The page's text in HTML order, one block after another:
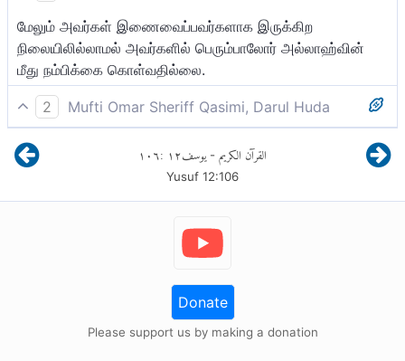
மேலும் அவர்கள் இணைவைப்பவர்களாக இருக்கிற
நிலையிலில்லாமல் அவர்களில் பெரும்பாலோர் அல்லாஹ்வின்
மீது நம்பிக்கை கொள்வதில்லை.
2
Mufti Omar Sheriff Qasimi, Darul Huda
அவர்களில் அதிகமானவர்கள் அவர்கள்
இணைவைப்பவர்களாக இருந்தே தவிர அல்லாஹ்வை
நம்பிக்கை கொள்ள மாட்டார்கள்.
القرآن الكريم - يوسف١٢ :١٠٦
Yusuf12:106
Donate
Please support us by making a donation